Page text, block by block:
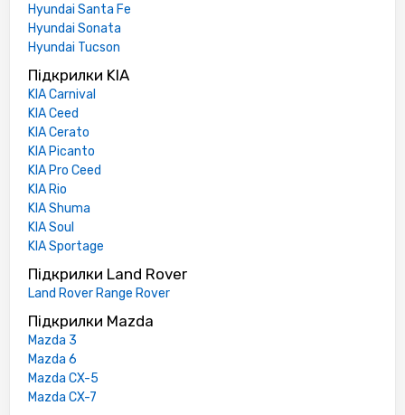
Hyundai Santa Fe
Hyundai Sonata
Hyundai Tucson
Підкрилки KIA
KIA Carnival
KIA Ceed
KIA Cerato
KIA Picanto
KIA Pro Ceed
KIA Rio
KIA Shuma
KIA Soul
KIA Sportage
Підкрилки Land Rover
Land Rover Range Rover
Підкрилки Mazda
Mazda 3
Mazda 6
Mazda CX-5
Mazda CX-7